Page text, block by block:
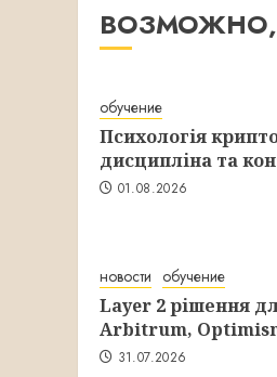
обучение
Психологія
дисципліна та
01.08.2026
новости обучение
Layer 2 рішення
Arbitrum,
31.07.2026